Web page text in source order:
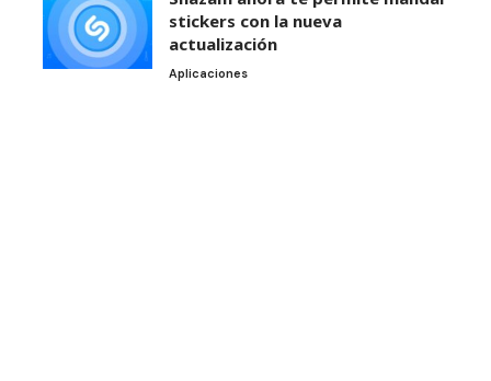
stickers con la nueva
actualización
Aplicaciones